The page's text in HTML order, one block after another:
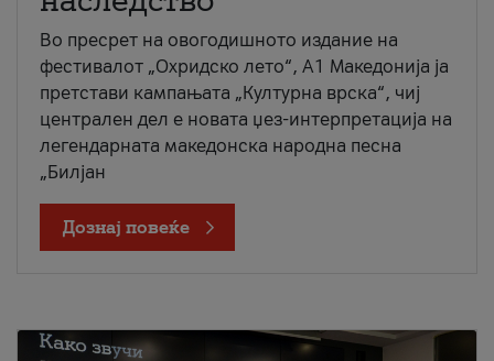
Во пресрет на овогодишното издание на
фестивалот „Охридско лето“, А1 Македонија ја
претстави кампањата „Културна врска“, чиј
централен дел е новата џез-интерпретација на
легендарната македонска народна песна
„Билјан
Дознај повеќе